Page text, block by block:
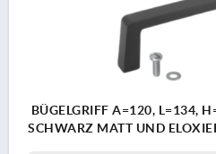
BÜGELGRIFF A=120, L=134,
SCHWARZ MATT UND